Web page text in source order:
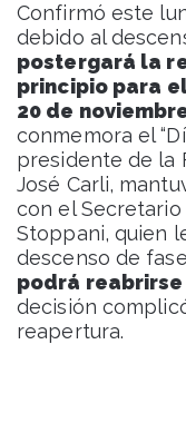
Confirmó este
debido al
postergará la
principio para
20 de
conmemora el
presidente de la
José Carli,
con el Secretario
Stoppani, quien
descenso de fase
podrá
decisión
reapertura.